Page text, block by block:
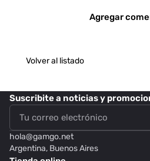
Agregar
Volver al listado
Suscribitea noticias y
hola@gamgo.net
Argentina, Buenos Aires